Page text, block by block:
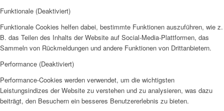
Funktionale (Deaktiviert)
Funktionale Cookies helfen dabei, bestimmte Funktionen auszuführen, wie z.
B. das Teilen des Inhalts der Website auf Social-Media-Plattformen, das
Sammeln von Rückmeldungen und andere Funktionen von Drittanbietern.
Performance (Deaktiviert)
Performance-Cookies werden verwendet, um die wichtigsten
Leistungsindizes der Website zu verstehen und zu analysieren, was dazu
beiträgt, den Besuchern ein besseres Benutzererlebnis zu bieten.